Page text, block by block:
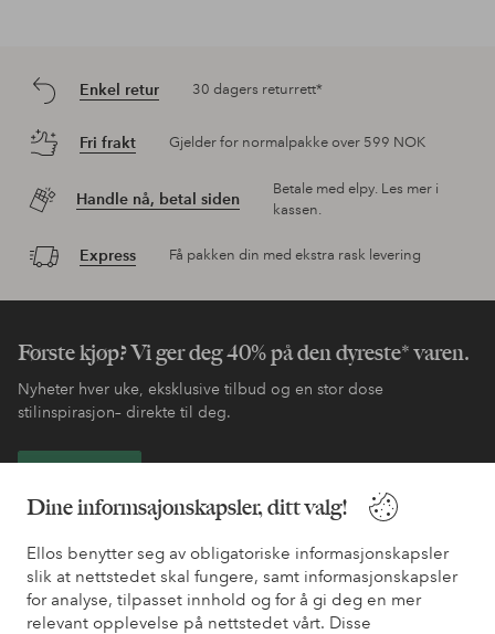
Dine informsajonskapsler, ditt valg!
Ellos benytter seg av obligatoriske informasjonskapsler
slik at nettstedet skal fungere, samt informasjonskapsler
for analyse, tilpasset innhold og for å gi deg en mer
relevant opplevelse på nettstedet vårt. Disse
Enkel retur 30 dagers returrett*
Fri frakt Gjelder for normalpakke over 599 NOK
Handle nå, betal siden
Betale med elpy. Les mer i
kassen.
Express Få pakken din med ekstra rask levering
Første kjøp? Vi ger deg 40% på den dyreste* varen.
Nyheter hver uke, eksklusive tilbud og en stor dose
stilinspirasjon– direkte til deg.
Trenger du hjelp?